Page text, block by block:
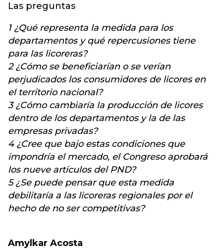
Las preguntas
1 ¿Qué representa la medida para los
departamentos y qué repercusiones tiene
para las licoreras?
2 ¿Cómo se beneficiarían o se verían
perjudicados los consumidores de licores en
el territorio nacional?
3 ¿Cómo cambiaría la producción de licores
dentro de los departamentos y la de las
empresas privadas?
4 ¿Cree que bajo estas condiciones que
impondría el mercado, el Congreso aprobará
los nueve artículos del PND?
5 ¿Se puede pensar que esta medida
debilitaría a las licoreras regionales por el
hecho de no ser competitivas?
Amylkar Acosta